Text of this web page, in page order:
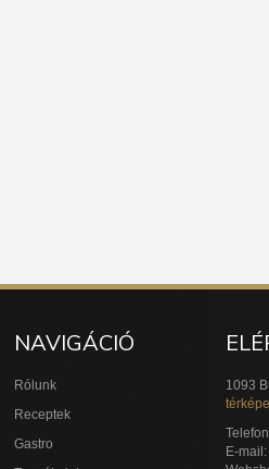
NAVIGÁCIÓ
Rólunk
Receptek
Gastro
1093
E-mail: